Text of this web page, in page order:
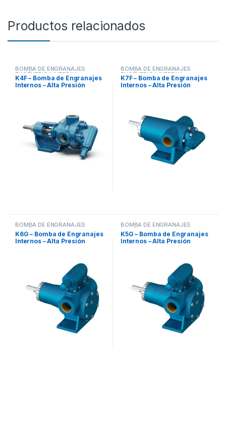
Productos relacionados
BOMBA DE ENGRANAJES
EXCÉNTRICA INTERNA
BOMBAS
K4F – Bomba de Engranajes
Internos – Alta Presión
BOMBA DE ENGRANAJES
EXCÉNTRICA INTERNA
BOMBAS
K7F – Bomba de Engranajes
Internos – Alta Presión
BOMBA DE ENGRANAJES
EXCÉNTRICA INTERNA
BOMBAS
K6G – Bomba de Engranajes
Internos – Alta Presión
BOMBA DE ENGRANAJES
EXCÉNTRICA INTERNA
BOMBAS
K5G – Bomba de Engranajes
Internos – Alta Presión